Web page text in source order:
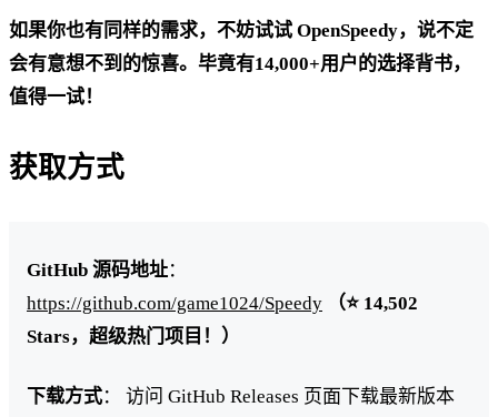
如果你也有同样的需求，不妨试试 OpenSpeedy，说不定
会有意想不到的惊喜。毕竟有14,000+用户的选择背书，
值得一试！
获取方式
GitHub 源码地址：
https://github.com/game1024/Speedy
（⭐ 14,502
Stars，超级热门项目！）
下载方式： 访问 GitHub Releases 页面下载最新版本